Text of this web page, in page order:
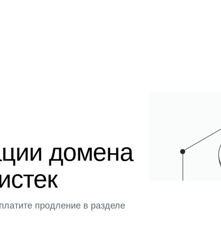
домена
продление в разделе